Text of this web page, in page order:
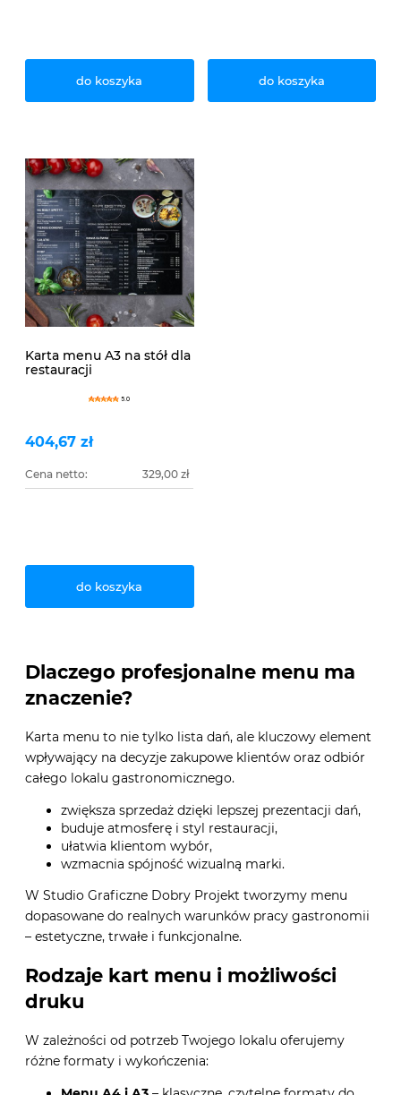
do koszyka do koszyka
Karta menu A3 na stół dla
restauracji
5.0
404,67 zł
Cena netto: 329,00 zł
do koszyka
Dlaczego profesjonalne menu ma
znaczenie?
Karta menu to nie tylko lista dań, ale kluczowy element
wpływający na decyzje zakupowe klientów oraz odbiór
całego lokalu gastronomicznego.
zwiększa sprzedaż dzięki lepszej prezentacji dań,
buduje atmosferę i styl restauracji,
ułatwia klientom wybór,
wzmacnia spójność wizualną marki.
W Studio Graficzne Dobry Projekt tworzymy menu
dopasowane do realnych warunków pracy gastronomii
– estetyczne, trwałe i funkcjonalne.
Rodzaje kart menu i możliwości
druku
W zależności od potrzeb Twojego lokalu oferujemy
różne formaty i wykończenia: